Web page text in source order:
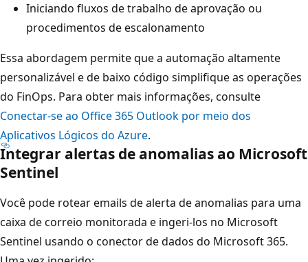
Iniciando fluxos de trabalho de aprovação ou
procedimentos de escalonamento
Essa abordagem permite que a automação altamente
personalizável e de baixo código simplifique as operações
do FinOps. Para obter mais informações, consulte
Conectar-se ao Office 365 Outlook por meio dos
Aplicativos Lógicos do Azure.
Integrar alertas de anomalias ao Microsoft
Sentinel
Você pode rotear emails de alerta de anomalias para uma
caixa de correio monitorada e ingeri-los no Microsoft
Sentinel usando o conector de dados do Microsoft 365.